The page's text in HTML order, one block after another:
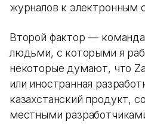
журналов к электронным
Второй фактор —
людьми, с которыми я
некоторые думают, что
или иностранная
казахстанский продукт,
местными